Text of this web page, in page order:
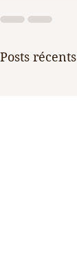
Posts récents